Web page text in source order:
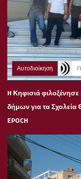
Αυτοδιοίκηση
H Κηφισιά
δήμων για τα Σχολεία
EPOCH